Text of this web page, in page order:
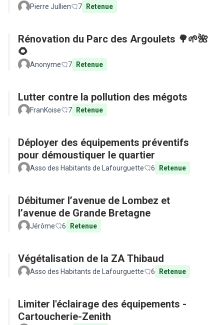
Pierre Jullien 7 Retenue
Rénovation du Parc des Argoulets 🌳🌱🌺
🌻
Anonyme 7 Retenue
Lutter contre la pollution des mégots
FranKoise 7 Retenue
Déployer des équipements préventifs
pour démoustiquer le quartier
Asso des Habitants de Lafourguette 6 Retenue
Débitumer l’avenue de Lombez et
l’avenue de Grande Bretagne
Jérôme 6 Retenue
Végétalisation de la ZA Thibaud
Asso des Habitants de Lafourguette 6 Retenue
Limiter l'éclairage des équipements -
Cartoucherie-Zenith